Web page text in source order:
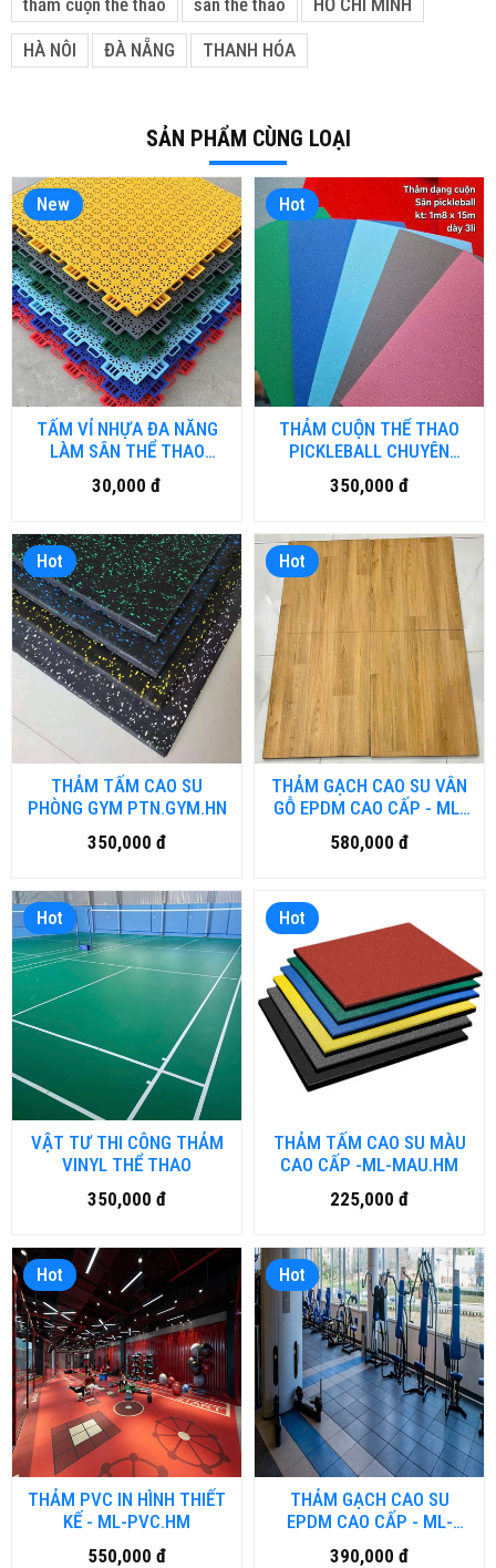
thảm cuộn thể thao sân thể thao HỒ CHÍ MINH
HÀ NÔI ĐÀ NẴNG THANH HÓA
SẢN PHẨM CÙNG LOẠI
New
TẤM VỈ NHỰA ĐA NĂNG
LÀM SÂN THỂ THAO
NGOÀI TRỜI
PTN.VINHUA.HNM
30,000 đ
Hot
THẢM CUỘN THỂ THAO
PICKLEBALL CHUYÊN
DỤNG PTN-TT.HNM
350,000 đ
Hot
THẢM TẤM CAO SU
PHÒNG GYM PTN.GYM.HN
350,000 đ
Hot
THẢM GẠCH CAO SU VÂN
GỖ EPDM CAO CẤP - ML-
EPDM.HM
580,000 đ
Hot
VẬT TƯ THI CÔNG THẢM
VINYL THỂ THAO
350,000 đ
Hot
THẢM TẤM CAO SU MÀU
CAO CẤP -ML-MAU.HM
225,000 đ
Hot
THẢM PVC IN HÌNH THIẾT
KẾ - ML-PVC.HM
550,000 đ
Hot
THẢM GẠCH CAO SU
EPDM CAO CẤP - ML-
EPDM.HM
390,000 đ